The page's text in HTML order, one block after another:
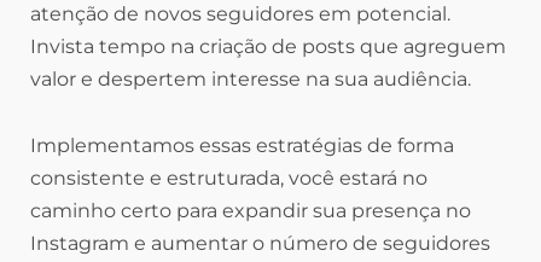
atenção de novos seguidores em potencial.
Invista tempo na criação de posts que agreguem
valor e despertem interesse na sua audiência.
Implementamos essas estratégias de forma
consistente e estruturada, você estará no
caminho certo para expandir sua presença no
Instagram e aumentar o número de seguidores